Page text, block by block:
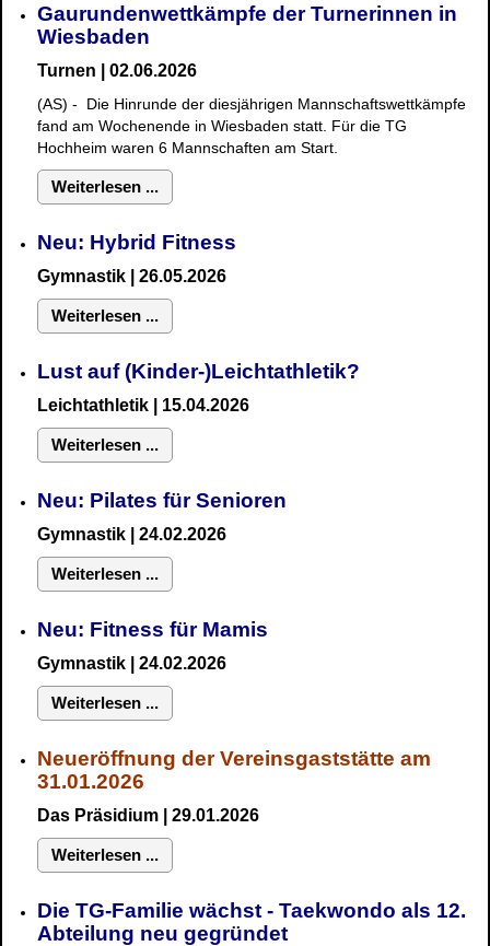
Gaurundenwettkämpfe der Turnerinnen in
Wiesbaden
Turnen | 02.06.2026
(AS) - Die Hinrunde der diesjährigen Mannschaftswettkämpfe
fand am Wochenende in Wiesbaden statt. Für die TG
Hochheim waren 6 Mannschaften am Start.
Weiterlesen ...
Neu: Hybrid Fitness
Gymnastik | 26.05.2026
Weiterlesen ...
Lust auf (Kinder-)Leichtathletik?
Leichtathletik | 15.04.2026
Weiterlesen ...
Neu: Pilates für Senioren
Gymnastik | 24.02.2026
Weiterlesen ...
Neu: Fitness für Mamis
Gymnastik | 24.02.2026
Weiterlesen ...
Neueröffnung der Vereinsgaststätte am
31.01.2026
Das Präsidium | 29.01.2026
Weiterlesen ...
Die TG-Familie wächst - Taekwondo als 12.
Abteilung neu gegründet